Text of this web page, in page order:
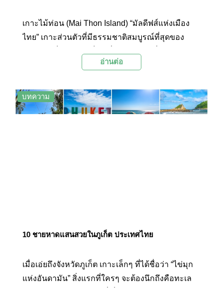
เกาะไม้ท่อน (Mai Thon Island) “มัลดีฟส์แห่งเมือง
ไทย” เกาะส่วนตัวที่มีธรรมชาติสมบูรณ์ที่สุดของ
สมบูรณ์ที่สุดในประเทศไทย ความงามของท้องทะเล
พลุกพล่าน คือแรงดึงดูดและเป็นสวรรค์สำหรับนัก
ท่องเที่ยวที่ต้องการผ่อนคลายไปกับธรรมชาติบริสุทธิ์
อ่านต่อ
บทความ
10 ชายหาดแสนสวยในภูเก็ต ประเทศไทย
เมื่อเอ่ยถึงจังหวัดภูเก็ต เกาะเล็กๆ ที่ได้ชื่อว่า “ไข่มุก
แห่งอันดามัน” สิ่งแรกที่ใครๆ จะต้องนึกถึงคือทะเล